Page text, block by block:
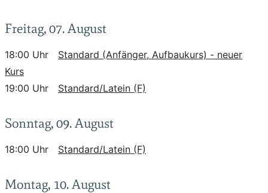
Freitag, 07. August
18:00 Uhr
Standard (Anfänger, Aufbaukurs) - neuer
Kurs
19:00 Uhr
Standard/Latein (F)
Sonntag, 09. August
18:00 Uhr Standard/Latein (F)
Montag, 10. August